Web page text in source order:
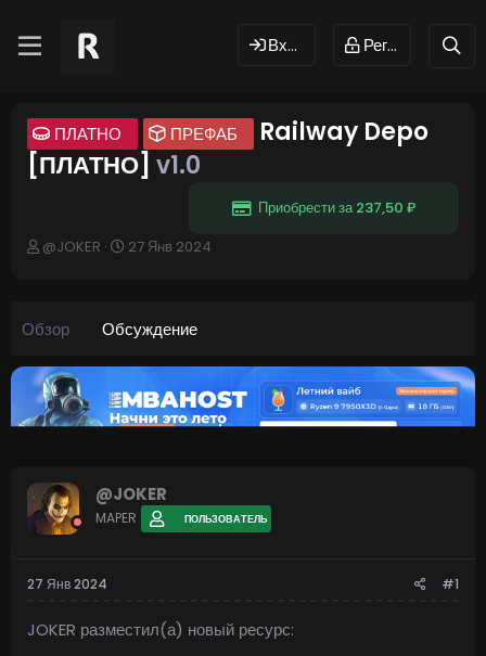
Вход Регистрация
ПЛАТНО ПРЕФАБ
Railway Depo
[ПЛАТНО] v1.0
Приобрести за 237,50 ₽
А
р
е
м
ы
@JOKER
Д
н
а
ч
л
а
27 Янв 2024
Обзор Обсуждение
@JOKER
MAPER ПОЛЬЗОВАТЕЛЬ
27 Янв 2024 #1
JOKER разместил(а) новый ресурс: